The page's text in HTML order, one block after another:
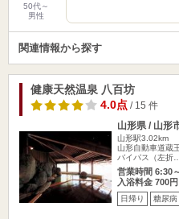
50代～
男性
関連情報から探す
健康天然温泉 八百坊
4.0点/ 15 件
山形県 / 山形
山形駅3.02km
山形自動車道蔵
バイパス（左折…
営業時間 6:30
入浴料金 700円
日帰り 糖尿病